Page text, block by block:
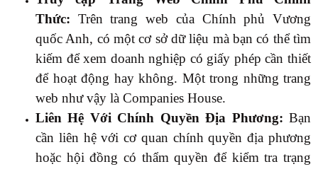
Thức: Trên trang web của Chính phủ Vương
quốc Anh, có một cơ sở dữ liệu mà bạn có thể tìm
kiếm để xem doanh nghiệp có giấy phép cần thiết
để hoạt động hay không. Một trong những trang
web như vậy là Companies House.
Liên Hệ Với Chính Quyền Địa Phương: Bạn
cần liên hệ với cơ quan chính quyền địa phương
hoặc hội đồng có thẩm quyền để kiểm tra trạng